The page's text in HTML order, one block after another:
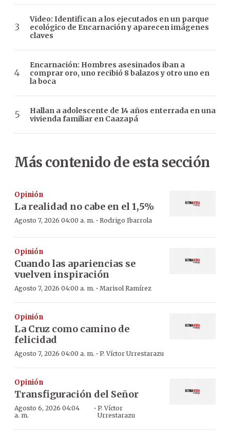
Video: Identifican a los ejecutados en un parque
ecológico de Encarnación y aparecen imágenes
claves
Encarnación: Hombres asesinados iban a
comprar oro, uno recibió 8 balazos y otro uno en
la boca
Hallan a adolescente de 14 años enterrada en una
vivienda familiar en Caazapá
Más contenido de esta sección
Opinión
La realidad no cabe en el 1,5%
Agosto 7, 2026 04:00 a. m. · Rodrigo Ibarrola
Opinión
Cuando las apariencias se
vuelven inspiración
Agosto 7, 2026 04:00 a. m. · Marisol Ramírez
Opinión
La Cruz como camino de
felicidad
Agosto 7, 2026 04:00 a. m. · P. Víctor Urrestarazu
Opinión
Transfiguración del Señor
Agosto 6, 2026 04:04
a. m.
· P. Víctor
Urrestarazu